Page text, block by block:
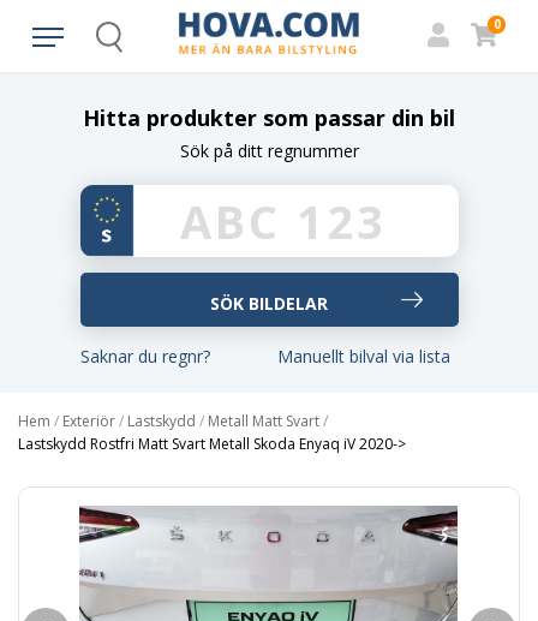
Search
0
Hitta produkter som passar din bil
Sök på ditt regnummer
Saknar du regnr? Manuellt bilval via lista
Hem / Exteriör/ Lastskydd / Metall Matt Svart/
Lastskydd Rostfri Matt Svart Metall Skoda Enyaq iV 2020->